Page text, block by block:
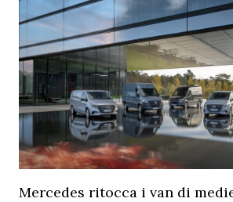
Mercedes ritocca i van di